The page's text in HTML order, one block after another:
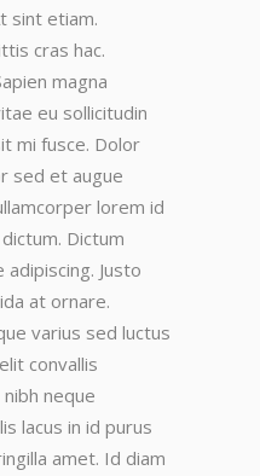
sint etiam.
cras hac.
magna
eu sollicitudin
mi fusce. Dolor
sed et augue
lorem id
Dictum
Justo
at ornare.
varius sed luctus
convallis
neque
lacus in id purus
amet. Id diam